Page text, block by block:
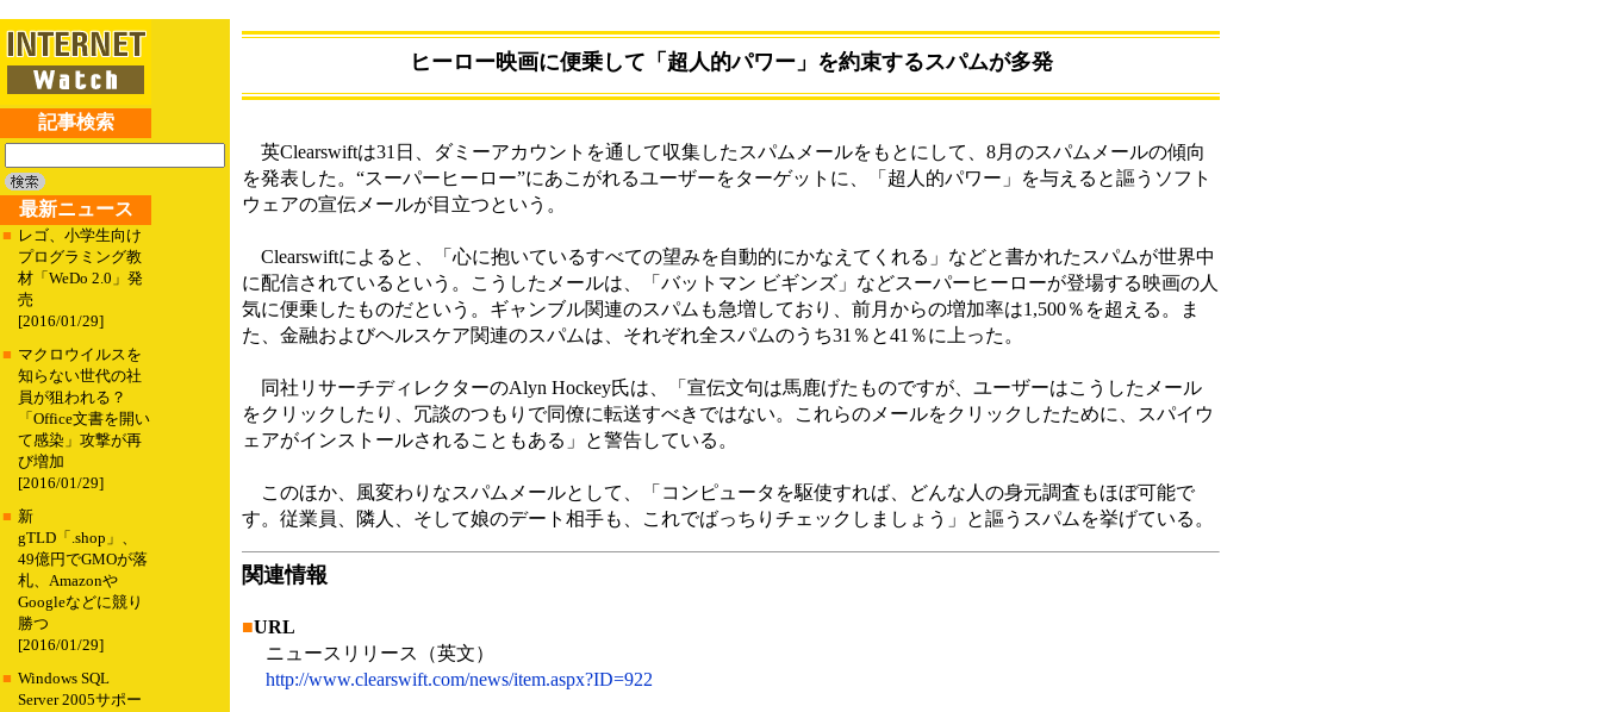
記事検索
最新ニュース
■ レゴ、小学生向け
プログラミング教
材「WeDo 2.0」発
売
[2016/01/29]
■ マクロウイルスを
知らない世代の社
員が狙われる？
「Office文書を開い
て感染」攻撃が再
び増加
[2016/01/29]
■ 新
gTLD「.shop」、
49億円でGMOが落
札、Amazonや
Googleなどに競り
勝つ
[2016/01/29]
■ Windows SQL
Server 2005サポー
ヒーロー映画に便乗して「超人的パワー」を約束するスパムが多発
英Clearswiftは31日、ダミーアカウントを通して収集したスパムメールをもとにして、8月のスパムメールの傾向
を発表した。“スーパーヒーロー”にあこがれるユーザーをターゲットに、「超人的パワー」を与えると謳うソフト
ウェアの宣伝メールが目立つという。
Clearswiftによると、「心に抱いているすべての望みを自動的にかなえてくれる」などと書かれたスパムが世界中
に配信されているという。こうしたメールは、「バットマン ビギンズ」などスーパーヒーローが登場する映画の人
気に便乗したものだという。ギャンブル関連のスパムも急増しており、前月からの増加率は1,500％を超える。ま
た、金融およびヘルスケア関連のスパムは、それぞれ全スパムのうち31％と41％に上った。
同社リサーチディレクターのAlyn Hockey氏は、「宣伝文句は馬鹿げたものですが、ユーザーはこうしたメール
をクリックしたり、冗談のつもりで同僚に転送すべきではない。これらのメールをクリックしたために、スパイウ
ェアがインストールされることもある」と警告している。
このほか、風変わりなスパムメールとして、「コンピュータを駆使すれば、どんな人の身元調査もほぼ可能で
す。従業員、隣人、そして娘のデート相手も、これでばっちりチェックしましょう」と謳うスパムを挙げている。
関連情報
■URL
ニュースリリース（英文）
http://www.clearswift.com/news/item.aspx?ID=922